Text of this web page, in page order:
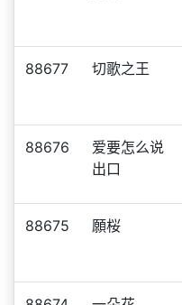
88677 切歌之王
88676
爱要怎么说
出口
88675 願桜